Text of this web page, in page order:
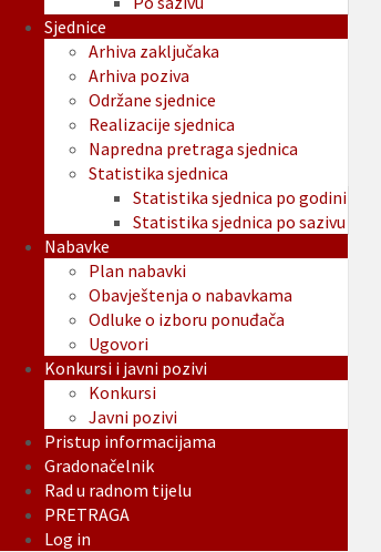
Sjednice
Arhiva zaključaka
Arhiva poziva
Održane sjednice
Realizacije sjednica
Napredna pretraga sjednica
Statistika sjednica
Statistika sjednica po godini
Statistika sjednica po sazivu
Nabavke
Plan nabavki
Obavještenja o nabavkama
Odluke o izboru ponuđača
Ugovori
Konkursi i javni pozivi
Konkursi
Javni pozivi
Pristup informacijama
Gradonačelnik
Rad u radnom tijelu
PRETRAGA
Log in